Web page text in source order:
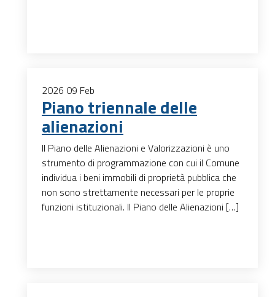
2026 09 Feb
Piano triennale delle
alienazioni
Il Piano delle Alienazioni e Valorizzazioni è uno
strumento di programmazione con cui il Comune
individua i beni immobili di proprietà pubblica che
non sono strettamente necessari per le proprie
funzioni istituzionali. Il Piano delle Alienazioni […]